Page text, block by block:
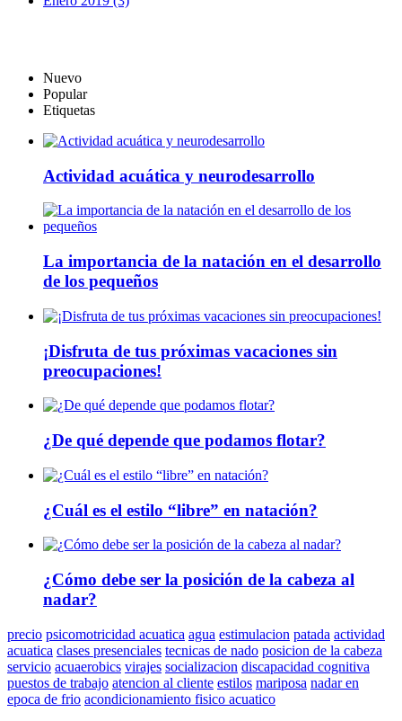
Nuevo
Popular
Etiquetas
Actividad acuática y neurodesarrollo
La importancia de la natación en el desarrollo
de los pequeños
¡Disfruta de tus próximas vacaciones sin
preocupaciones!
¿De qué depende que podamos flotar?
¿Cuál es el estilo “libre” en natación?
¿Cómo debe ser la posición de la cabeza al
nadar?
precio psicomotricidad acuatica agua estimulacion patada actividad
acuatica clases presenciales tecnicas de nado posicion de la cabeza
servicio acuaerobics virajes socializacion discapacidad cognitiva
puestos de trabajo atencion al cliente estilos mariposa nadar en
epoca de frio acondicionamiento fisico acuatico